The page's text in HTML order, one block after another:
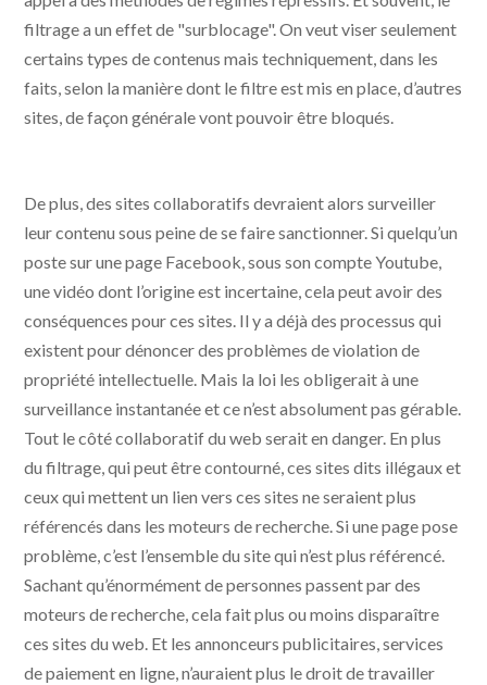
filtrage a un effet de "surblocage". On veut viser seulement
certains types de contenus mais techniquement, dans les
faits, selon la manière dont le filtre est mis en place, d’autres
sites, de façon générale vont pouvoir être bloqués.
De plus, des sites collaboratifs devraient alors surveiller
leur contenu sous peine de se faire sanctionner. Si quelqu’un
poste sur une page Facebook, sous son compte Youtube,
une vidéo dont l’origine est incertaine, cela peut avoir des
conséquences pour ces sites. Il y a déjà des processus qui
existent pour dénoncer des problèmes de violation de
propriété intellectuelle. Mais la loi les obligerait à une
surveillance instantanée et ce n’est absolument pas gérable.
Tout le côté collaboratif du web serait en danger. En plus
du filtrage, qui peut être contourné, ces sites dits illégaux et
ceux qui mettent un lien vers ces sites ne seraient plus
référencés dans les moteurs de recherche. Si une page pose
problème, c’est l’ensemble du site qui n’est plus référencé.
Sachant qu’énormément de personnes passent par des
moteurs de recherche, cela fait plus ou moins disparaître
ces sites du web. Et les annonceurs publicitaires, services
de paiement en ligne, n’auraient plus le droit de travailler